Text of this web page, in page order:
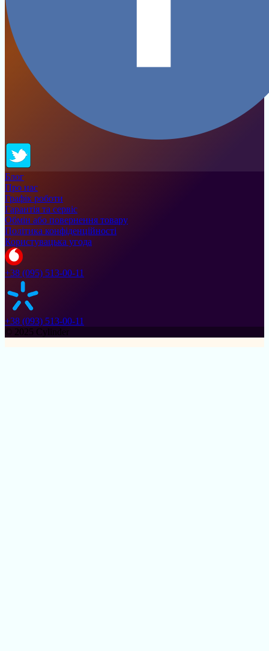
Блог
Про нас
Графік роботи
Гарантія та сервіс
Обмін або повернення товару
Політика конфіденційності
Користувацька угода
+38 (095) 513-00-11
+38 (093) 513-00-11
© 2025 Cylinder